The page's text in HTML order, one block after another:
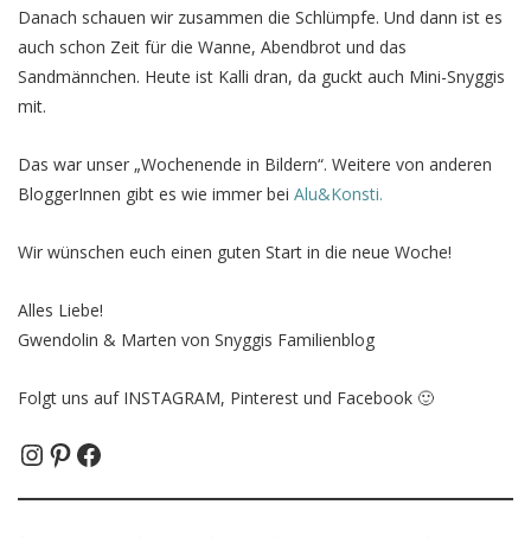
Danach schauen wir zusammen die Schlümpfe. Und dann ist es
auch schon Zeit für die Wanne, Abendbrot und das
Sandmännchen. Heute ist Kalli dran, da guckt auch Mini-Snyggis
mit.
Das war unser „Wochenende in Bildern“. Weitere von anderen
BloggerInnen gibt es wie immer bei Alu&Konsti.
Wir wünschen euch einen guten Start in die neue Woche!
Alles Liebe!
Gwendolin & Marten von Snyggis Familienblog
Folgt uns auf INSTAGRAM, Pinterest und Facebook 🙂
Instagram
Pinterest
Facebook